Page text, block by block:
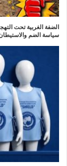
الضفة الغربية تحت
سياسة الضم